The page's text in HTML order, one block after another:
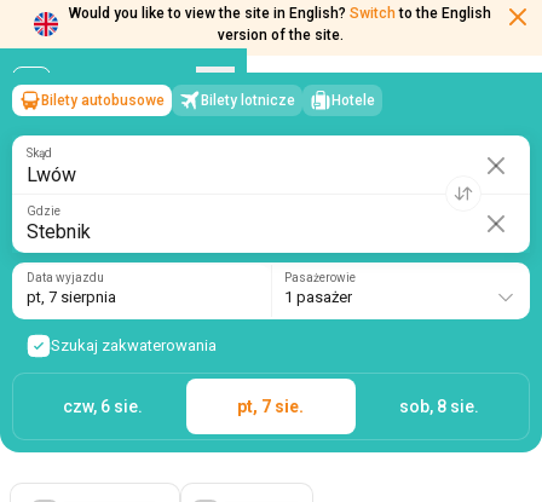
Would you like to view the site in English? Switch to the English
version of the site.
Lwów
Bilety autobusowe Bilety lotnicze Hotele
Gdzie
Data wyjazdu
pt, 7 sierpnia
Szukaj zakwaterowania